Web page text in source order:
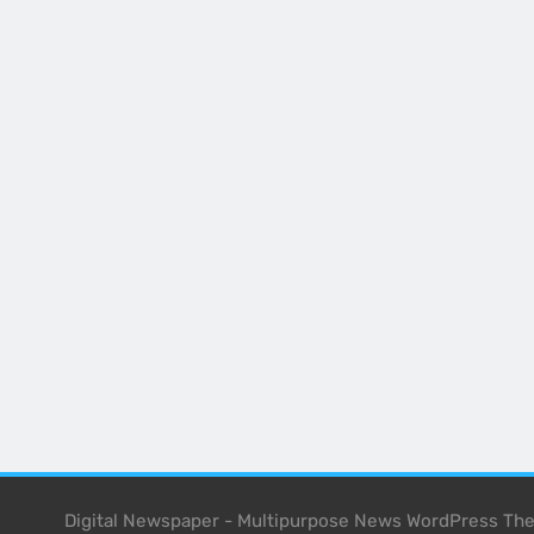
Digital Newspaper - Multipurpose News WordPress